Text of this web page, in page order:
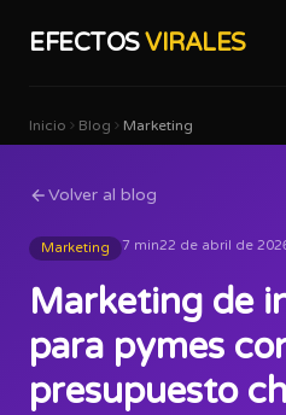
EFECTOSVIRALES
Inicio Blog Marketing
Volver al blog
Marketing 7 min22 de abril de
Marketing de
para pymes
presupuesto